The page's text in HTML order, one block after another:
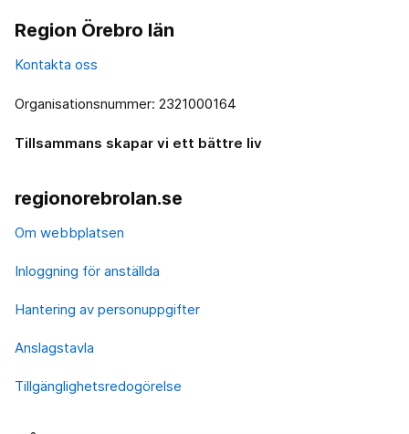
Region Örebro län
Kontakta oss
Organisationsnummer: 2321000164
Tillsammans skapar vi ett bättre liv
regionorebrolan.se
Om webbplatsen
Inloggning för anställda
Hantering av personuppgifter
Anslagstavla
Tillgänglighetsredogörelse